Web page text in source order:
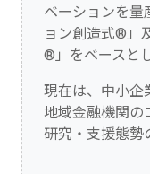
ベーションを量
ョン創造式®」
®」をベースと
現在は、中小企
地域金融機関の
研究・支援態勢